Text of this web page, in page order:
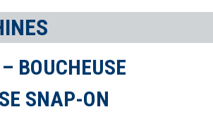
BOUCHEUSE
SNAP-ON